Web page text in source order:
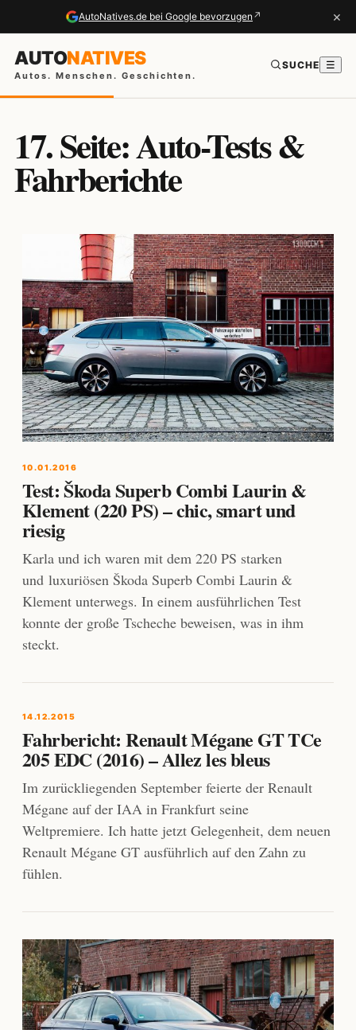
AutoNatives.de bei Google bevorzugen ↗ ×
AUTONATIVES
Autos. Menschen. Geschichten.
SUCHE ☰
17. Seite: Auto-Tests &
Fahrberichte
10.01.2016
Test: Škoda Superb Combi Laurin &
Klement (220 PS) – chic, smart und
riesig
Karla und ich waren mit dem 220 PS starken
und luxuriösen Škoda Superb Combi Laurin &
Klement unterwegs. In einem ausführlichen Test
konnte der große Tscheche beweisen, was in ihm
steckt.
14.12.2015
Fahrbericht: Renault Mégane GT TCe
205 EDC (2016) – Allez les bleus
Im zurückliegenden September feierte der Renault
Mégane auf der IAA in Frankfurt seine
Weltpremiere. Ich hatte jetzt Gelegenheit, dem neuen
Renault Mégane GT ausführlich auf den Zahn zu
fühlen.